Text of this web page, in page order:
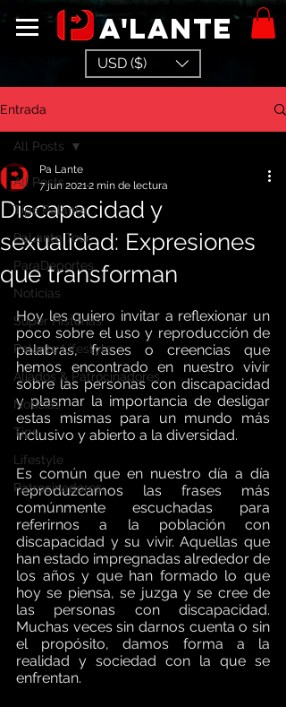
a'lante
USD ($)
Entrada
All Posts
Tips Palante
PaLante Tour
ParaDeportes
Noticias
Super Historias
Palante Lifestyle
Aliados & Patrocinadores
Noticias
Tips
Lifestyle
Patrocinadores
All Posts
Discapacidad y
sexualidad: Expresiones
que transforman
Pa Lante
7 jun 20212 min de lectura
Hoy les quiero invitar a reflexionar un
poco sobre el uso y reproducción de
palabras, frases o creencias que
hemos encontrado en nuestro vivir
sobre las personas con discapacidad
y plasmar la importancia de desligar
estas mismas para un mundo más
inclusivo y abierto a la diversidad.
Es común que en nuestro día a día
reproduzcamos las frases más
comúnmente escuchadas para
referirnos a la población con
discapacidad y su vivir. Aquellas que
han estado impregnadas alrededor de
los años y que han formado lo que
hoy se piensa, se juzga y se cree de
las personas con discapacidad.
Muchas veces sin darnos cuenta o sin
el propósito, damos forma a la
realidad y sociedad con la que se
enfrentan.